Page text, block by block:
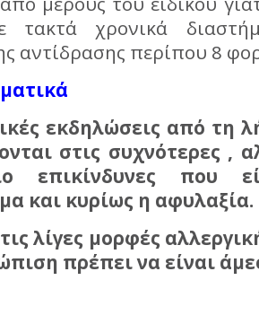
τακτά χρονικά
αντίδρασης περίπου 8
εκδηλώσεις από τη
στις συχνότερες ,
επικίνδυνες που
και κυρίως η αφυλαξία.
λίγες μορφές
πρέπει να είναι